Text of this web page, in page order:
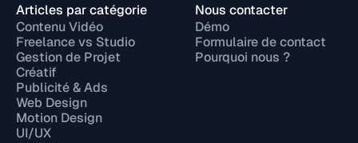
Articles par catégorie
Contenu Vidéo
Freelance vs Studio
Gestion de Projet
Créatif
Publicité & Ads
Web Design
Motion Design
UI/UX
Nous contacter
Démo
Formulaire de contact
Pourquoi nous ?